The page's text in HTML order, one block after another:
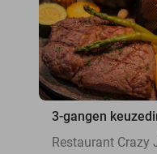
3-gangen
Restaurant Crazy